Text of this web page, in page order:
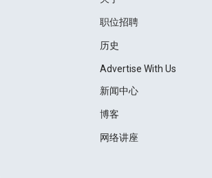
职位招聘
历史
Advertise With Us
新闻中心
博客
网络讲座